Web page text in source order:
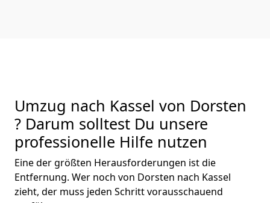
Umzug nach Kassel von Dorsten
? Darum solltest Du unsere
professionelle Hilfe nutzen
Eine der größten Herausforderungen ist die
Entfernung. Wer noch von Dorsten nach Kassel
zieht, der muss jeden Schritt vorausschauend